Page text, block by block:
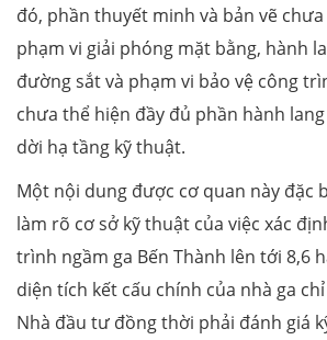
đó, phần thuyết minh và bản vẽ
phạm vi giải phóng mặt bằng, hành
đường sắt và phạm vi bảo vệ công
chưa thể hiện đầy đủ phần hành
dời hạ tầng kỹ thuật.
Một nội dung được cơ quan này đặc
làm rõ cơ sở kỹ thuật của việc xác
trình ngầm ga Bến Thành lên tới 8,6
diện tích kết cấu chính của nhà ga
Nhà đầu tư đồng thời phải đánh giá